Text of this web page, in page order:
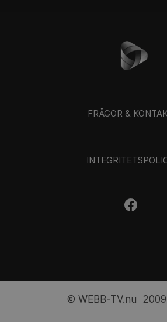
FRÅGOR &
© WEBB-TV.nu